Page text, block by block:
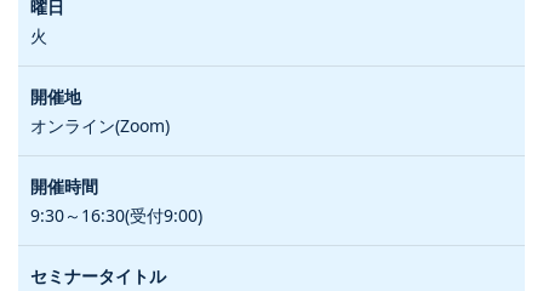
火
オンライン(Zoom)
9:30～16:30(受付9:00)